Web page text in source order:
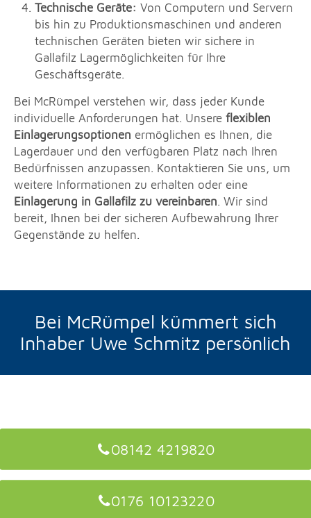
Technische Geräte: Von Computern und Servern
bis hin zu Produktionsmaschinen und anderen
technischen Geräten bieten wir sichere in
Gallafilz Lagermöglichkeiten für Ihre
Geschäftsgeräte.
Bei McRümpel verstehen wir, dass jeder Kunde
individuelle Anforderungen hat. Unsere flexiblen
Einlagerungsoptionen ermöglichen es Ihnen, die
Lagerdauer und den verfügbaren Platz nach Ihren
Bedürfnissen anzupassen. Kontaktieren Sie uns, um
weitere Informationen zu erhalten oder eine
Einlagerung in Gallafilz zu vereinbaren. Wir sind
bereit, Ihnen bei der sicheren Aufbewahrung Ihrer
Gegenstände zu helfen.
Bei McRümpel kümmert sich
Inhaber Uwe Schmitz persönlich
08142 4219820
0176 10123220